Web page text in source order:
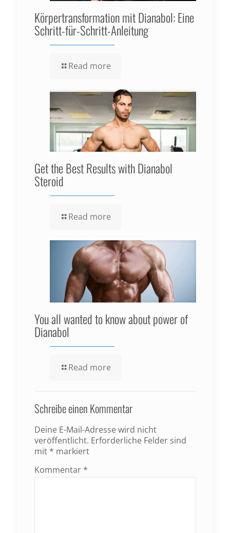
Körpertransformation mit Dianabol: Eine
Schritt-für-Schritt-Anleitung
Read more
Get the Best Results with Dianabol
Steroid
Read more
You all wanted to know about power of
Dianabol
Read more
Schreibe einen Kommentar
Deine E-Mail-Adresse wird nicht
veröffentlicht. Erforderliche Felder sind
mit * markiert
Kommentar *